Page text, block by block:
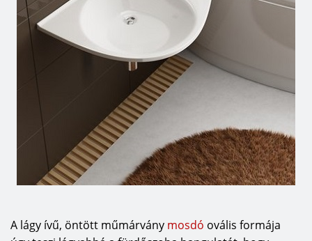
A lágy ívű, öntött műmárvány mosdó ovális formája